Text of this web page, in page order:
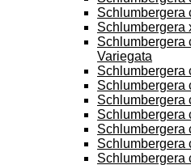
Schlumbergera
Schlumbergera
Schlumbergera
Variegata
Schlumbergera
Schlumbergera
Schlumbergera
Schlumbergera
Schlumbergera
Schlumbergera
Schlumbergera